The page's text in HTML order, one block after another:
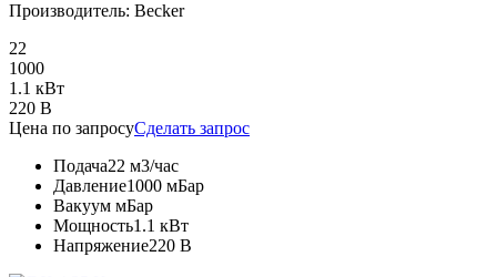
Производитель: Becker
22
1000
1.1 кВт
220 В
Цена по запросуСделать запрос
Подача22 м3/час
Давление1000 мБар
Вакуум мБар
Мощность1.1 кВт
Напряжение220 В